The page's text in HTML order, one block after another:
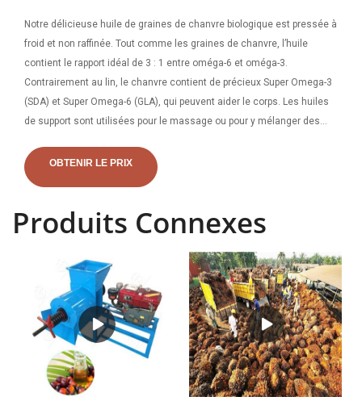
Notre délicieuse huile de graines de chanvre biologique est pressée à
froid et non raffinée. Tout comme les graines de chanvre, l’huile
contient le rapport idéal de 3 : 1 entre oméga-6 et oméga-3.
Contrairement au lin, le chanvre contient de précieux Super Omega-3
(SDA) et Super Omega-6 (GLA), qui peuvent aider le corps. Les huiles
de support sont utilisées pour le massage ou pour y mélanger des
consultez notre boutique GardenOfEssences sur Etsy. Pour recevoir
des bons de réduction, abonnez-vous en bas de cette page. HUILE
OBTENIR LE PRIX
Produits Connexes